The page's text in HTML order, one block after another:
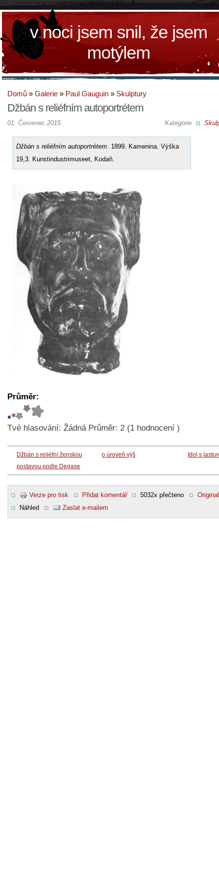
v noci jsem snil, že jsem
motýlem
Domů » Galerie » Paul Gauguin » Skulptury
Džbán s reliéfním autoportrétem
Kategorie
01. Červenec 2015
Džbán s reliéfním autoportrétem . 1899. Kamenina. Výška
19,3. Kunstindustrimuseet, Kodaň.
Průměr:
Tvé hlasování: Žádná Průměr: 2 (1 hodnocení )
Džbán s reliéfní ženskou
postavou podle Degase
o úroveň výš Idol s
Verze pro tisk Přidat komentář 5032x přečteno
Original
Náhled
Zaslat e-mailem